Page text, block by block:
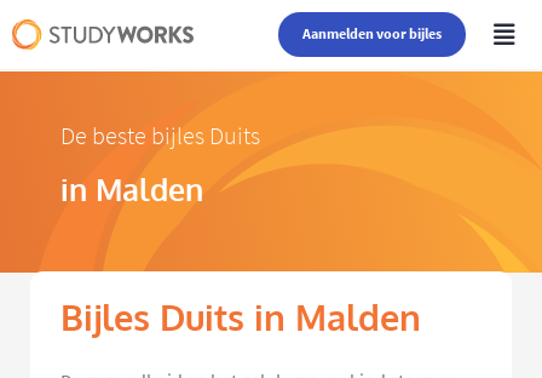
Aanmelden voor bijles
De beste bijles Duits
in Malden
Bijles Duits in Malden